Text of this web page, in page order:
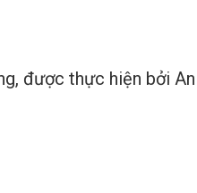
được thực hiện bởi